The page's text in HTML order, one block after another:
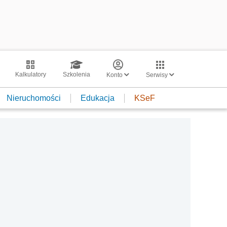
Kalkulatory Szkolenia Konto Serwisy
Nieruchomości Edukacja KSeF